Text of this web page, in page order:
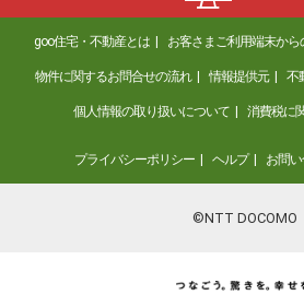
goo住宅・不動産とは お客さまご利用端末か
物件に関するお問合せの流れ 情報提供元 不
個人情報の取り扱いについて 消費税に
プライバシーポリシー ヘルプ お問
©NTT DOCOMO